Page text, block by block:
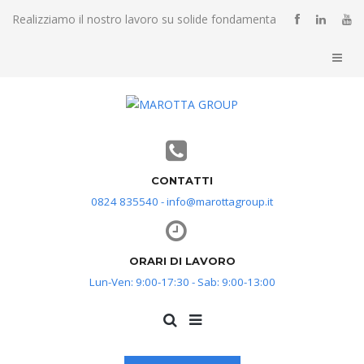
Realizziamo il nostro lavoro su solide fondamenta
CONTATTI
0824 835540 - info@marottagroup.it
ORARI DI LAVORO
Lun-Ven: 9:00-17:30 - Sab: 9:00-13:00